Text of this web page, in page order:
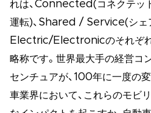
れは、Connected(コネクテ
運転)、Shared / Service(シェ
Electric/Electronicのそれぞれ
略称です。世界最大手の経営コ
センチュアが、100年に一度の
車業界において、これらのモビ